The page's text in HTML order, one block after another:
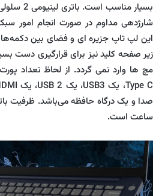
شارژدهی مداوم در صورت انجام امور سبک
این لپ تاپ جزیره ای و فضای بین دکمه‌ها
زیر صفحه کلید نیز برای قرارگیری دست
ساعت است.